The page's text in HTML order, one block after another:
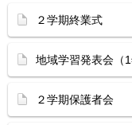
２学期終業式
地域学習発表会（
２学期保護者会